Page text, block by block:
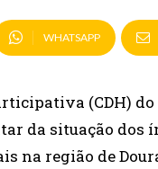
WHATSAPP
(CDH)
da situação dos
na região de